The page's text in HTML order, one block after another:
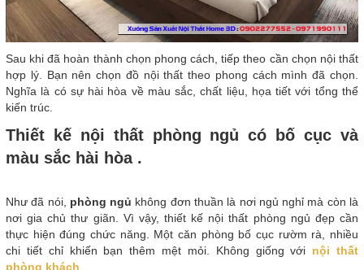
Sau khi đã hoàn thành chọn phong cách, tiếp theo cần chọn nội thất
hợp lý. Bạn nên chọn đồ nội thất theo phong cách mình đã chọn.
Nghĩa là có sự hài hòa về màu sắc, chất liệu, họa tiết với tổng thể
kiến trúc.
Thiết kế nội thất phòng ngủ có bố cục và
màu sắc hài hòa .
Như đã nói, phòng ngủ không đơn thuần là nơi ngủ nghỉ mà còn là
nơi gia chủ thư giãn. Vì vậy, thiết kế nội thất phòng ngủ đẹp cần
thực hiện đúng chức năng. Một căn phòng bố cục rườm rà, nhiều
chi tiết chỉ khiến bạn thêm mệt mỏi. Không giống với nội thất
phòng khách